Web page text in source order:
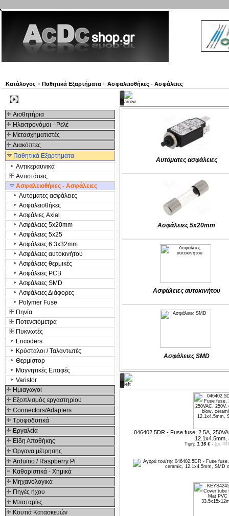
Κατάλογος » Παθητικά Εξαρτήματα » Ασφαλειοθήκες - Ασφάλειες
Αισθητήρια
Ηλεκτρονόμοι - Ρελέ
Μετασχηματιστές
Διακόπτες
Παθητικά Εξαρτήματα
Αντικεραυνικά
Αντιστάσεις
Ασφαλειοθήκες - Ασφάλειες
Αυτόματες ασφάλειες
Ασφαλειοθήκες
Ασφάλιες Axial
Ασφάλειες 5x20mm
Ασφάλειες 5x25
Ασφάλειες 6.3x32mm
Ασφάλειες αυτοκινήτου
Ασφάλειες θερμικές
Ασφάλειες PCB
Ασφάλειες SMD
Ασφάλειες Διάφορες
Polymer Fuse
Πηνία
Ποτενσιόμετρα
Πυκνωτές
Encoders
Κρύσταλοι / Ταλαντωτές
Θερμίστορ
Μαγνητικές Επαφές
Varistor
Hμιαγωγοί
Εξοπλισμός εργαστηρίου
Connectors/Adapters
Τροφοδοτικά
Εργαλεία
Είδη Αποθήκης
Όργανα μέτρησης
Arduino / Raspberry Pi
Καθαριστικά - Χημικά
Μηχανολογικά
Πηγές ήχου
Μπαταρίες
Κουτιά Κατασκευών
Αυτόματες ασφάλειες
Ασφάλειες 5x20mm
Ασφάλειες αυτοκινήτου
Ασφάλειες SMD
046402.5DR - Fuse fuse, 2.5A,
12.1x4.5mm,
Τιμή: 1.16 €- (με